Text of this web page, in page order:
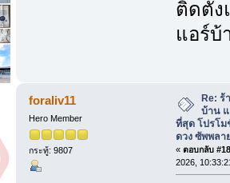
ติดตั้ง
แอร์บ้
foraliv11
Hero Member
กระทู้: 9807
Re: ร้
บ้าน
ที่สุด โปรโ
ดวง ซัพพลา
« ตอบกลับ
2026,